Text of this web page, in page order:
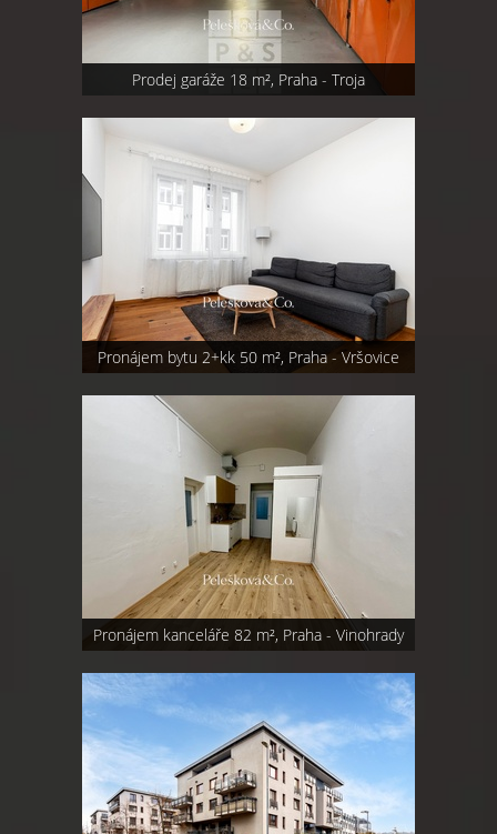
Prodej garáže 18 m², Praha - Troja
Pronájem bytu 2+kk 50 m², Praha - Vršovice
Pronájem kanceláře 82 m², Praha - Vinohrady